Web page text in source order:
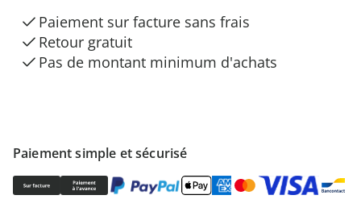
Paiement simple et sécurisé
Paiement sur facture sans frais
Retour gratuit
Pas de montant minimum d'achats